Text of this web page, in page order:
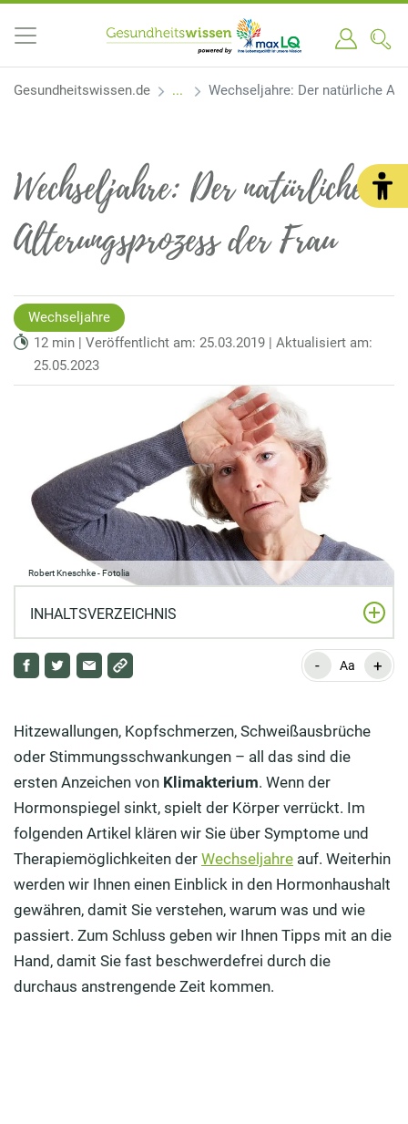
Gesundheitswissen.de Wechseljahre: Der natürliche
Wechseljahre: Der natürliche
Alterungsprozess der Frau
Wechseljahre
12 min | Veröffentlicht am: 25.03.2019 | Aktualisiert am:
25.05.2023
Robert Kneschke - Fotolia
INHALTSVERZEICHNIS
Wechseljahre – Definition
kommen!
Schlafstörungen und Schweißausbrüche als
Wechseljahresbeschwerde
Was passiert im Körper, wenn die Wechseljahre
Auch äußerlich sind die Wechseljahre zu erkennen!
Muss man in den Wechseljahren verhüten?
- Aa +
Hitzewallungen, Kopfschmerzen, Schweißausbrüche
oder Stimmungsschwankungen – all das sind die
ersten Anzeichen von Klimakterium. Wenn der
Hormonspiegel sinkt, spielt der Körper verrückt. Im
folgenden Artikel klären wir Sie über Symptome und
Therapiemöglichkeiten der Wechseljahre auf. Weiterhin
werden wir Ihnen einen Einblick in den Hormonhaushalt
gewähren, damit Sie verstehen, warum was und wie
passiert. Zum Schluss geben wir Ihnen Tipps mit an die
Hand, damit Sie fast beschwerdefrei durch die
durchaus anstrengende Zeit kommen.